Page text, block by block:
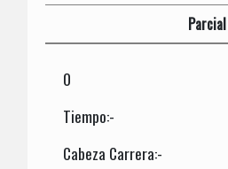
Parcial
0
Tiempo:-
Cabeza Carrera:-